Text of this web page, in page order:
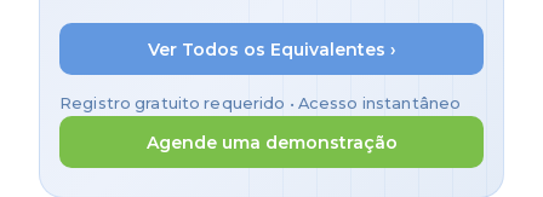
Ver Todos os Equivalentes ›
Registro gratuito requerido • Acesso instantâneo
Agende uma demonstração